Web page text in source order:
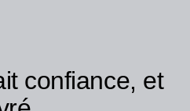
confiance, et